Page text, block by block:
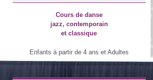
Cours de danse
jazz, contemporain
et classique
Enfants à partir de 4 ans et Adultes